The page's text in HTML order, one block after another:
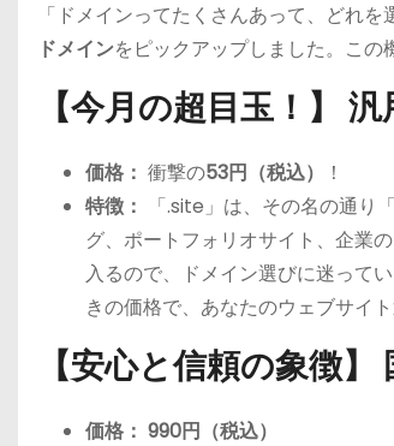
「ドメインってたくさんあって、どれ
ドメインをピックアップしました。この
【今月の超目玉！】
価格： 衝撃の53円（税込）
！
特徴：
「.site」は、その名の通り
グ、ポートフォリオサイト、企業
入るので、ドメイン選びに迷って
きの価格で、あなたのウェブサイ
【安心と信頼の象徴
価格： 990円（税込）